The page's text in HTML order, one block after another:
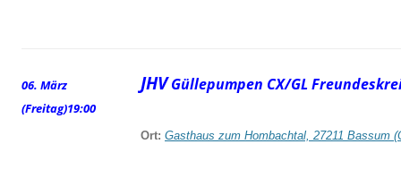
06. März
(Freitag)19:00
JHV Güllepumpen CX/GL
Ort: Gasthaus zum Hombachtal, 27211 Bassum